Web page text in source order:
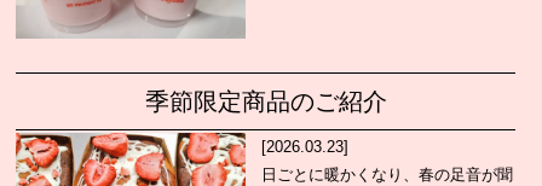
季節限定商品のご紹介
[2026.03.23]
日ごとに暖かくなり、春の足音が聞